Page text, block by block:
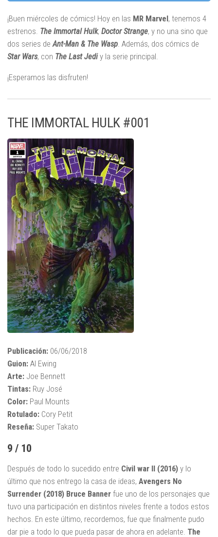
¡Buen miércoles de cómics! Hoy en las MR Marvel, tenemos 4
estrenos. The Immortal Hulk, Doctor Strange, y no una sino que
dos series deAnt-Man & The Wasp. Además, dos cómics de
Star Wars, con The Last Jedi y la serie principal.
¡Esperamos las disfruten!
THE IMMORTAL HULK #001
Publicación: 06/06/2018
Guion: Al Ewing
Arte: Joe Bennett
Tintas: Ruy José
Color: Paul Mounts
Rotulado: Cory Petit
Reseña: Super Takato
9 / 10
Después de todo lo sucedido entre Civil war II (2016) y lo
último que nos entrego la casa de ideas, Avengers No
Surrender (2018) Bruce Banner fue uno de los personajes que
tuvo una participación en distintos niveles frente a todos estos
hechos. En este último, recordemos, fue que finalmente pudo
dar pie a todo lo que pueda pasar de ahora en adelante. The